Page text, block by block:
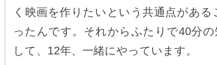
く映画を作りたいという共通点がある
ったんです。それからふたりで40分の
して、12年、一緒にやっています。